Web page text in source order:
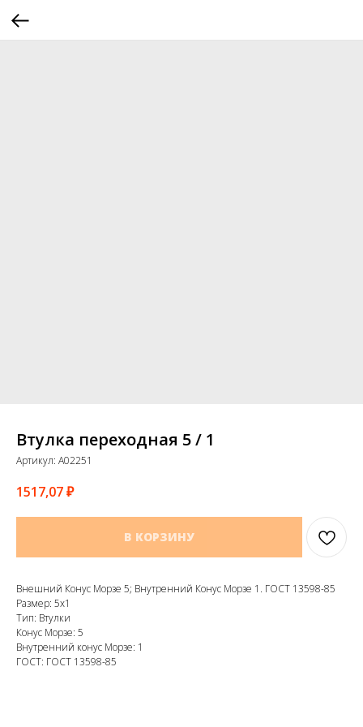
Втулка переходная 5 / 1
Артикул: A02251
1517,07₽
В КОРЗИНУ
Внешний Конус Морзе 5; Внутренний Конус Морзе 1. ГОСТ 13598-85
Размер: 5х1
Тип: Втулки
Конус Морзе: 5
Внутренний конус Морзе: 1
ГОСТ: ГОСТ 13598-85